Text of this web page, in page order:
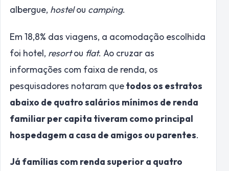
albergue, hostelou camping.
Em 18,8% das viagens, a acomodação escolhida
foi hotel, resortou flat. Ao cruzar as
informações com faixa de renda, os
pesquisadores notaram quetodos os estratos
abaixo de quatro salários mínimos de renda
familiar per capita tiveram como principal
hospedagem a casa de amigos ou parentes.
Já famílias com renda superior a quatro